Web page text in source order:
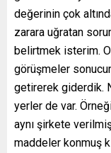
değerinin çok
zarara uğratan
belirtmek isterim.
görüşmeler
getirerek giderdik.
yerler de var.
aynı şirkete
maddeler konmuş